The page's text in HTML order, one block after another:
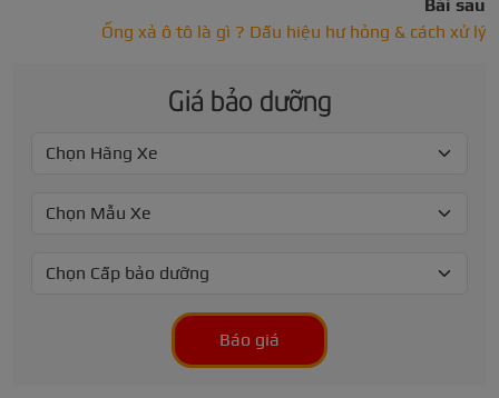
Bài sau
Ống xả ô tô là gì ? Dấu hiệu hư hỏng & cách xử lý
Giá bảo dưỡng
Báo giá